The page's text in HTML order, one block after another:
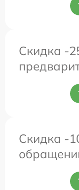
Скидка -
Скидка -